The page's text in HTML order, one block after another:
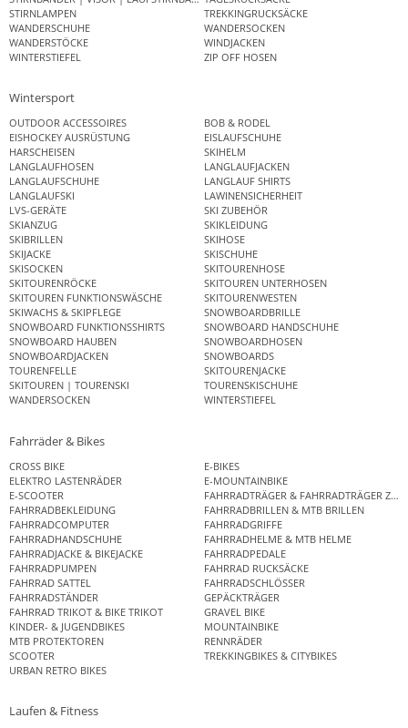
STIRNLAMPEN
TREKKINGRUCKSÄCKE
WANDERSCHUHE
WANDERSOCKEN
WANDERSTÖCKE
WINDJACKEN
WINTERSTIEFEL
ZIP OFF HOSEN
Wintersport
OUTDOOR ACCESSOIRES
BOB & RODEL
EISHOCKEY AUSRÜSTUNG
EISLAUFSCHUHE
HARSCHEISEN
SKIHELM
LANGLAUFHOSEN
LANGLAUFJACKEN
LANGLAUFSCHUHE
LANGLAUF SHIRTS
LANGLAUFSKI
LAWINENSICHERHEIT
LVS-GERÄTE
SKI ZUBEHÖR
SKIANZUG
SKIKLEIDUNG
SKIBRILLEN
SKIHOSE
SKIJACKE
SKISCHUHE
SKISOCKEN
SKITOURENHOSE
SKITOURENRÖCKE
SKITOUREN UNTERHOSEN
SKITOUREN FUNKTIONSWÄSCHE
SKITOURENWESTEN
SKIWACHS & SKIPFLEGE
SNOWBOARDBRILLE
SNOWBOARD FUNKTIONSSHIRTS
SNOWBOARD HANDSCHUHE
SNOWBOARD HAUBEN
SNOWBOARDHOSEN
SNOWBOARDJACKEN
SNOWBOARDS
TOURENFELLE
SKITOURENJACKE
SKITOUREN | TOURENSKI
TOURENSKISCHUHE
WANDERSOCKEN
WINTERSTIEFEL
Fahrräder & Bikes
CROSS BIKE
E-BIKES
ELEKTRO LASTENRÄDER
E-MOUNTAINBIKE
E-SCOOTER
FAHRRADTRÄGER & FAHRRADTRÄGER
FAHRRADBEKLEIDUNG
FAHRRADBRILLEN & MTB BRILLEN
FAHRRADCOMPUTER
FAHRRADGRIFFE
FAHRRADHANDSCHUHE
FAHRRADHELME & MTB HELME
FAHRRADJACKE & BIKEJACKE
FAHRRADPEDALE
FAHRRADPUMPEN
FAHRRAD RUCKSÄCKE
FAHRRAD SATTEL
FAHRRADSCHLÖSSER
FAHRRADSTÄNDER
GEPÄCKTRÄGER
FAHRRAD TRIKOT & BIKE TRIKOT
GRAVEL BIKE
KINDER- & JUGENDBIKES
MOUNTAINBIKE
MTB PROTEKTOREN
RENNRÄDER
SCOOTER
TREKKINGBIKES & CITYBIKES
URBAN RETRO BIKES
Laufen & Fitness